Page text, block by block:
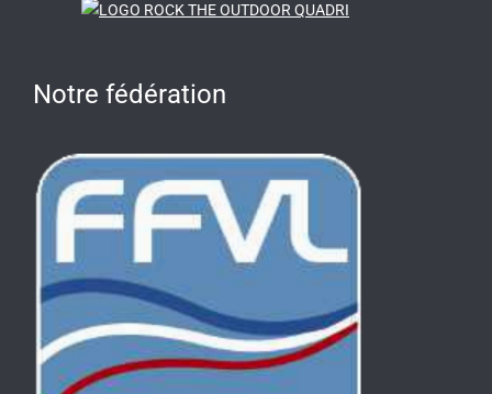
Notre fédération